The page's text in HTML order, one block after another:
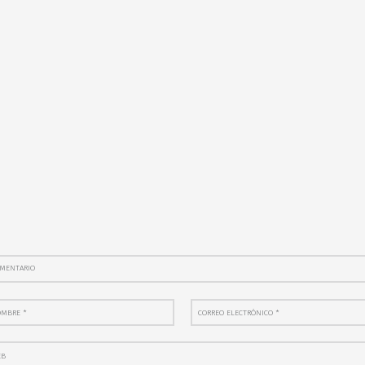
Correo electrónico
*